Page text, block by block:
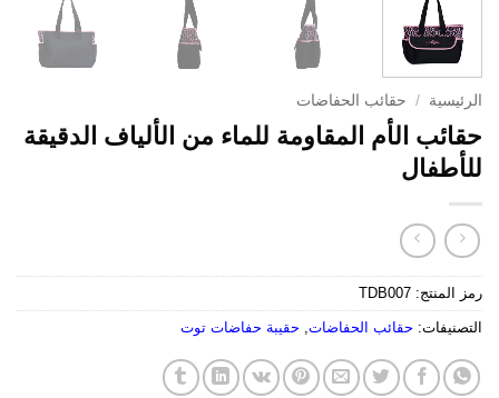
الرئيسية / حقائب الحفاضات
حقائب الأم المقاومة للماء من الألياف الدقيقة
للأطفال
رمز المنتج: TDB007
التصنيفات: حقائب الحفاضات, حقيبة حفاضات توت